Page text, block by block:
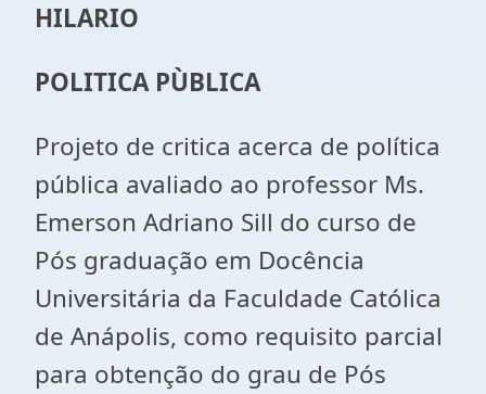
HILARIO
POLITICA PÙBLICA
Projeto de critica acerca de política
pública avaliado ao professor Ms.
Emerson Adriano Sill do curso de
Pós graduação em Docência
Universitária da Faculdade Católica
de Anápolis, como requisito parcial
para obtenção do grau de Pós